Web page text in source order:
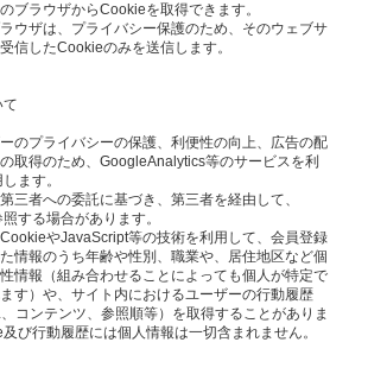
ブラウザからCookieを取得できます。
ウザは、プライバシー保護のため、そのウェブサ
信したCookieのみを送信します。
のプライバシーの保護、利便性の向上、広告の配
取得のため、GoogleAnalytics等のサービスを利
ます。
三者への委託に基づき、第三者を経由して、
する場合があります。
やJavaScript等の技術を利用して、会員登録
情報のうち年齢や性別、職業や、居住地区など個
情報（組み合わせることによっても個人が特定で
す）や、サイト内におけるユーザーの行動履歴
、コンテンツ、参照順等）を取得することがありま
び行動履歴には個人情報は一切含まれません。